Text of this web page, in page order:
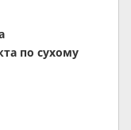
по сухому